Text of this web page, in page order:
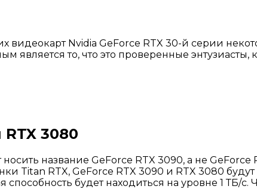
Nvidia GeForce RTX 30-й серии
является то, что это проверенные
3080
название GeForce RTX 3090, а не
Titan RTX, GeForce RTX 3090 и RTX 3080
будет находиться на уровне 1 ТБ/с.